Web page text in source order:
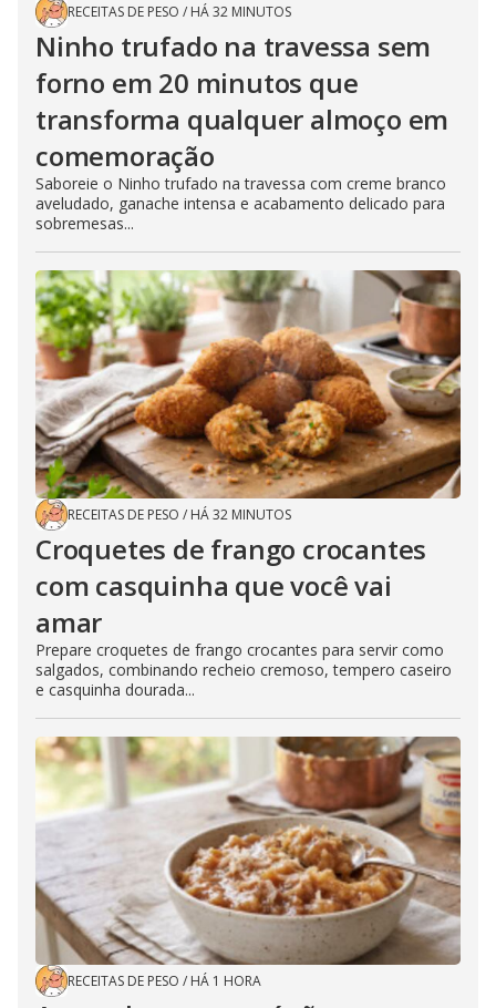
RECEITAS DE PESO / HÁ 32 MINUTOS
Ninho trufado na travessa sem
forno em 20 minutos que
transforma qualquer almoço em
comemoração
Saboreie o Ninho trufado na travessa com creme branco
aveludado, ganache intensa e acabamento delicado para
sobremesas...
RECEITAS DE PESO / HÁ 32 MINUTOS
Croquetes de frango crocantes
com casquinha que você vai
amar
Prepare croquetes de frango crocantes para servir como
salgados, combinando recheio cremoso, tempero caseiro
e casquinha dourada...
RECEITAS DE PESO / HÁ 1 HORA